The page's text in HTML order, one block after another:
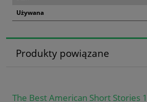
Używana
Produkty powiązane
The Best American Short Stories